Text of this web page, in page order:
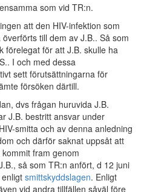
som vid TR:n.
att den HIV-infektion som
till dem av J.B.. Så som
förelegat för att J.B. skulle ha
I och med dessa
sett förutsättningarna för
försöken därtill.
dvs frågan huruvida J.B.
J.B. bestritt ansvar under
smitta och av denna anledning
och därför saknat uppsåt att
fram genom
så som TR:n anfört, d 12 juni
smittskyddslagen. Enligt
vid andra tillfällen såväl före